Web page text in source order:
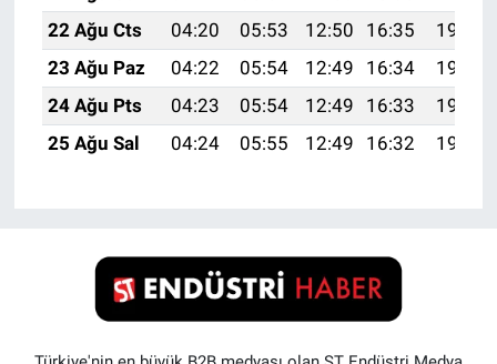
22 Ağu Cts
04:20 05:53 12:50 16:35
19:37
23 Ağu Paz
04:22 05:54 12:49 16:34
19:35
24 Ağu Pts
04:23 05:54 12:49 16:33
19:34
25 Ağu Sal
04:24 05:55 12:49 16:32 19:32